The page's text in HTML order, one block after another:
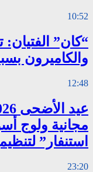
10:52
“كان”
والكاميرون
12:48
مجانية ولوج
استنفار”
23:20